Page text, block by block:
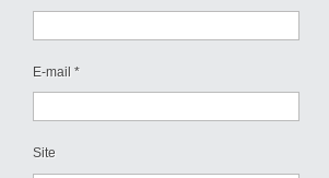
E-mail *
Site